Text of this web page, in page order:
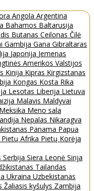
Angola Argentina
Bahamos Baltarusija
Butanas Ceilonas Čilė
Gambija Gana Gibraltaras
Japonija Jemenas
Amerikos Valstijos
Kinija Kipras Kirgizstanas
Kongas Kosta Rika
Lesotas Liberija Lietuva
Malavis Maldyvai
Meksika Meno sala
Nepalas Nikaragva
Panama Papua
Pietų Afrika Pietų Korėja
Serbija Siera Leonė Sirija
Tailandas
Ukraina Uzbekistanas
Žaliasis kyšulys Zambija